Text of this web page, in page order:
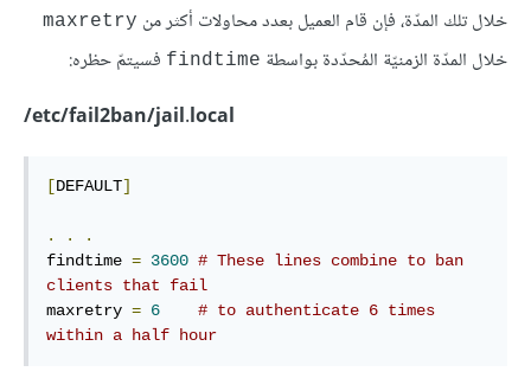
خلال تلك المدّة، فإن قام العميل بعدد محاولات أكثر من maxretry
خلال المدّة الزمنيّة المُحدّدة بواسطة findtime فسيتمّ حظره:
etc/fail2ban/jail.local/
[DEFAULT]
. .
.
findtime = 3600 # These lines combine to ban
clients that fail
maxretry = 6
# to authenticate 6 times
within a half hour